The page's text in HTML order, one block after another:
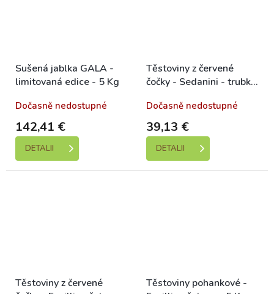
Sušená jablka GALA -
limitovaná edice - 5 Kg
Dočasně nedostupné
142,41 €
DETALII
Těstoviny z červené
čočky - Sedanini - trubka
Dočasně nedostupné
39,13 €
DETALII
Těstoviny z červené
Těstoviny pohankové -